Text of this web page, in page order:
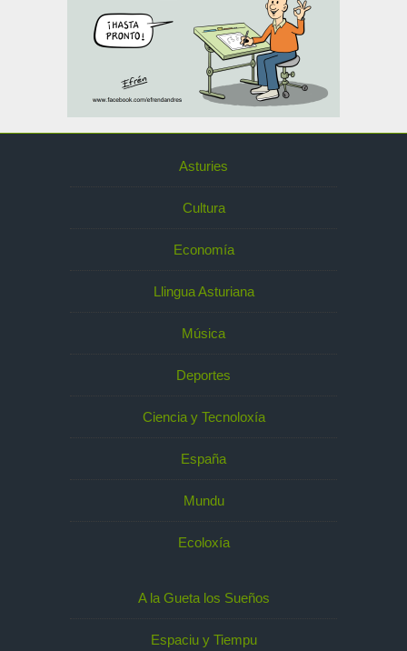
Asturies
Cultura
Economía
Llingua Asturiana
Música
Deportes
Ciencia y Tecnoloxía
España
Mundu
Ecoloxía
A la Gueta los Sueños
Espaciu y Tiempu